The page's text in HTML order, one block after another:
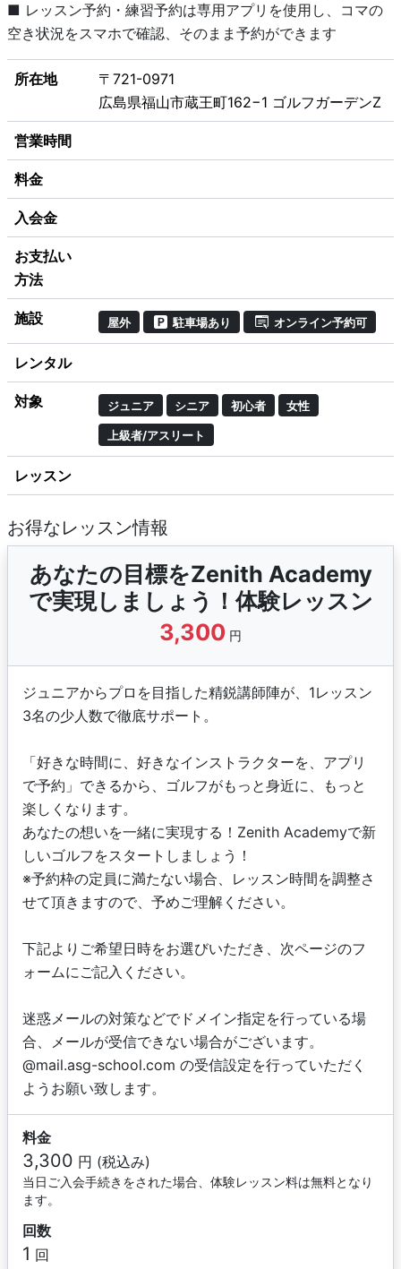
■ レッスン予約・練習予約は専用アプリを使用し、コマの
空き状況をスマホで確認、そのまま予約ができます
所在地
〒721-0971
広島県福山市蔵王町162−1 ゴルフガーデンZ
営業時間
料金
入会金
お支払い
方法
施設 屋外 駐車場あり オンライン予約可
レンタル
対象 ジュニア シニア 初心者 女性
上級者/アスリート
レッスン
お得なレッスン情報
あなたの目標をZenith Academy
で実現しましょう！体験レッスン
3,300 円
ジュニアからプロを目指した精鋭講師陣が、1レッスン
3名の少人数で徹底サポート。
「好きな時間に、好きなインストラクターを、アプリ
で予約」できるから、ゴルフがもっと身近に、もっと
楽しくなります。
あなたの想いを一緒に実現する！Zenith Academyで新
しいゴルフをスタートしましょう！
※予約枠の定員に満たない場合、レッスン時間を調整さ
せて頂きますので、予めご理解ください。
下記よりご希望日時をお選びいただき、次ページのフ
ォームにご記入ください。
迷惑メールの対策などでドメイン指定を行っている場
合、メールが受信できない場合がございます。
@mail.asg-school.com の受信設定を行っていただく
ようお願い致します。
料金
3,300 円 (税込み)
当日ご入会手続きをされた場合、体験レッスン料は無料となり
ます。
回数
1 回